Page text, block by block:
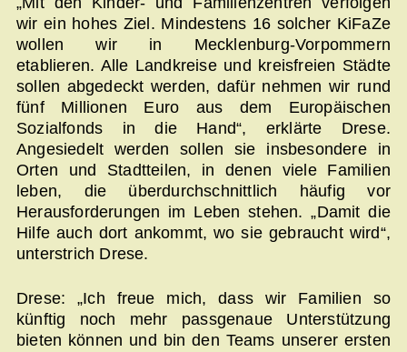
wir ein hohes Ziel. Mindestens 16 solcher KiFaZe
wollen wir in Mecklenburg-Vorpommern
etablieren. Alle Landkreise und kreisfreien Städte
sollen abgedeckt werden, dafür nehmen wir rund
fünf Millionen Euro aus dem Europäischen
Sozialfonds in die Hand“, erklärte Drese.
Angesiedelt werden sollen sie insbesondere in
Orten und Stadtteilen, in denen viele Familien
leben, die überdurchschnittlich häufig vor
Herausforderungen im Leben stehen. „Damit die
Hilfe auch dort ankommt, wo sie gebraucht wird“,
unterstrich Drese.
Drese: „Ich freue mich, dass wir Familien so
künftig noch mehr passgenaue Unterstützung
bieten können und bin den Teams unserer ersten